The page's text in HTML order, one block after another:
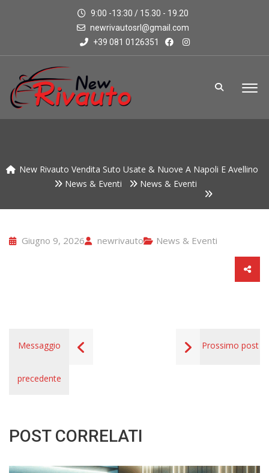
9:00 -13:30 / 15.30 - 19.20
newrivautosrl@gmail.com
+39 081 0126351
New Rivauto Vendita Suto Usate & Nuove A Napoli E Avellino
News & Eventi
News & Eventi
Giugno 9, 2026 newrivauto News & Eventi
Messaggio
precedente
Prossimo post
POST CORRELATI